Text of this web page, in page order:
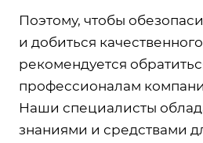
Поэтому, чтобы
и добиться
рекомендуется
профессионалам
Наши специалисты
знаниями и средствами